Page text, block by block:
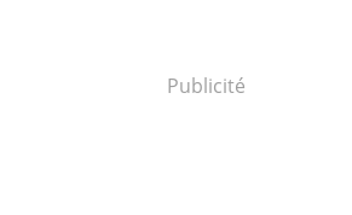
Publicité